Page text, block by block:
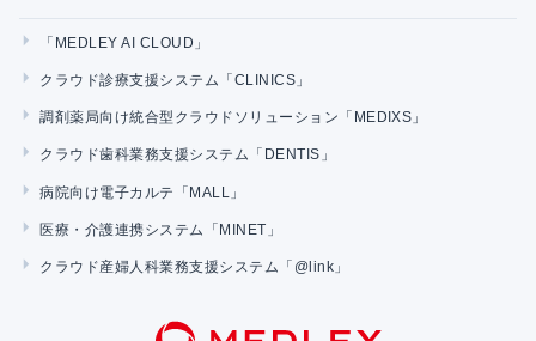
「MEDLEY AI CLOUD」
クラウド診療支援システム「CLINICS」
調剤薬局向け統合型クラウドソリューション「MEDIXS」
クラウド歯科業務支援システム「DENTIS」
病院向け電子カルテ「MALL」
医療・介護連携システム「MINET」
クラウド産婦人科業務支援システム「@link」